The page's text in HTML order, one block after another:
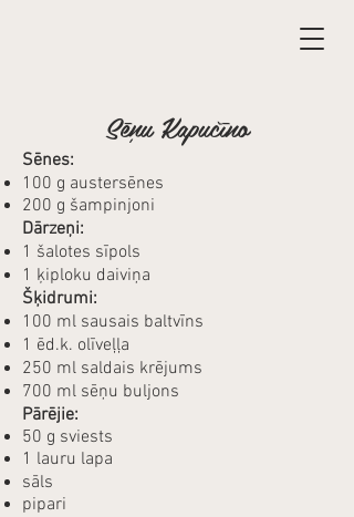
Sēņu Kapučīno
Sēnes:
100 g austersēnes
200 g šampinjoni
Dārzeņi:​
1 šalotes sīpols
1 ķiploku daiviņa
Šķidrumi:​
100 ml sausais baltvīns
1 ēd.k. olīveļļa
250 ml saldais krējums
700 ml sēņu buljons
Pārējie:​
50 g sviests
1 lauru lapa
sāls
pipari